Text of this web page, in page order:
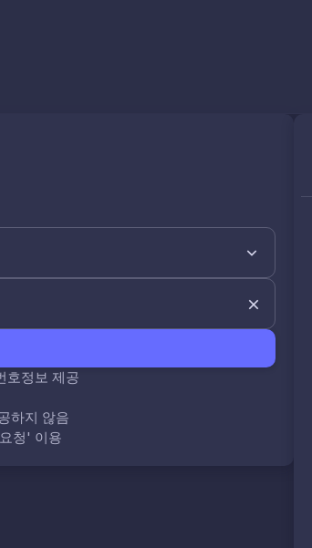
호정보 제공
하지 않음
청' 이용